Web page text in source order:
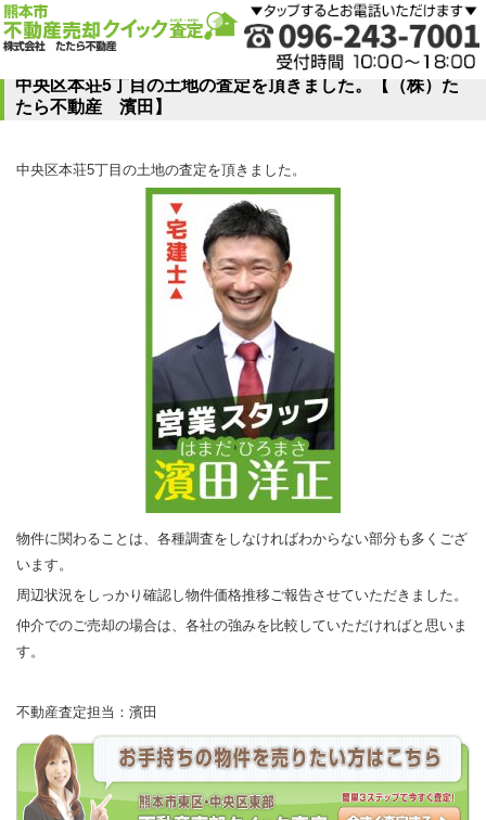
中央区本荘5丁目の土地の査定を頂きました。【（株）た
たら不動産 濱田】
中央区本荘5丁目の土地の査定を頂きました。
物件に関わることは、各種調査をしなければわからない部分も多くござ
います。
周辺状況をしっかり確認し物件価格推移ご報告させていただきました。
仲介でのご売却の場合は、各社の強みを比較していただければと思いま
す。
不動産査定担当：濱田